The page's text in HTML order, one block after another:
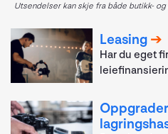
Utsendelser kan skje fra både butikk- og
Leasing
Har du eget